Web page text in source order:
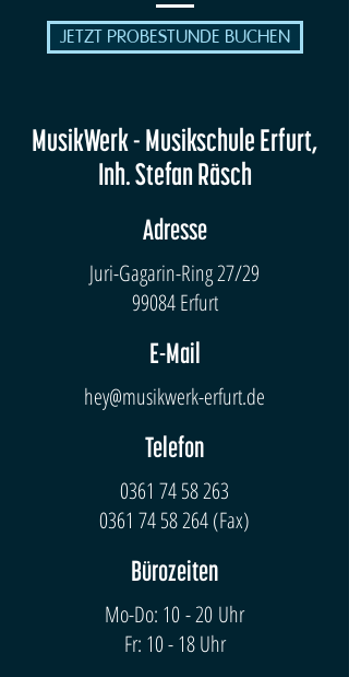
JETZT PROBESTUNDE BUCHEN
MusikWerk - Musikschule Erfurt,
Inh. Stefan Räsch
Adresse
Juri-Gagarin-Ring 27/29
99084 Erfurt
E-Mail
hey@musikwerk-erfurt.de
Telefon
0361 74 58 263
0361 74 58 264(Fax)
Bürozeiten
Mo-Do: 10 - 20 Uhr
Fr: 10 - 18 Uhr